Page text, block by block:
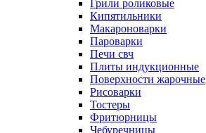
Грили роликовые
Кипятильники
Макароноварки
Пароварки
Печи свч
Плиты индукционные
Поверхности жарочные
Рисоварки
Тостеры
Фритюрницы
Чебуречницы